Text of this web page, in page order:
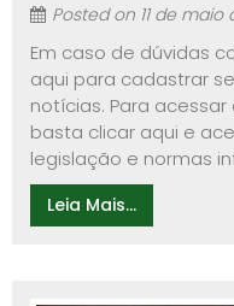
Posted on 11 de maio
Em caso de dúvidas
aqui para cadastrar
notícias. Para
basta clicar aqui e
legislação e normas
Leia Mais...